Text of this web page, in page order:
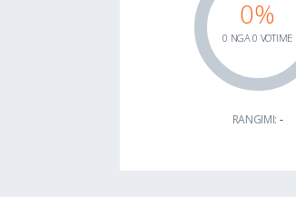
0%
0 NGA 0 VOTIME
RANGIMI: -